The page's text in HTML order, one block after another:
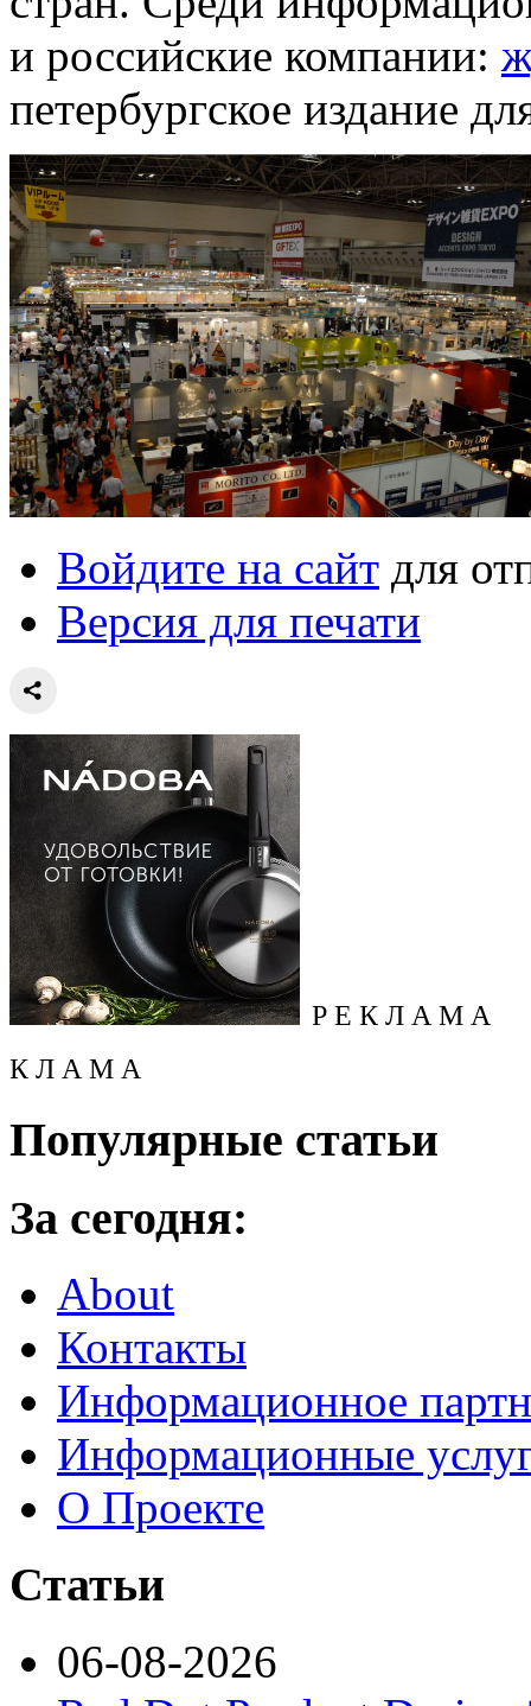
и российские компании:
петербургское издание
Войдите на сайт для
Версия для печати
Р Е К Л А М А
К Л А М А
Популярные статьи
За сегодня:
About
Контакты
Информационное
Информационные
О Проекте
Статьи
06-08-2026